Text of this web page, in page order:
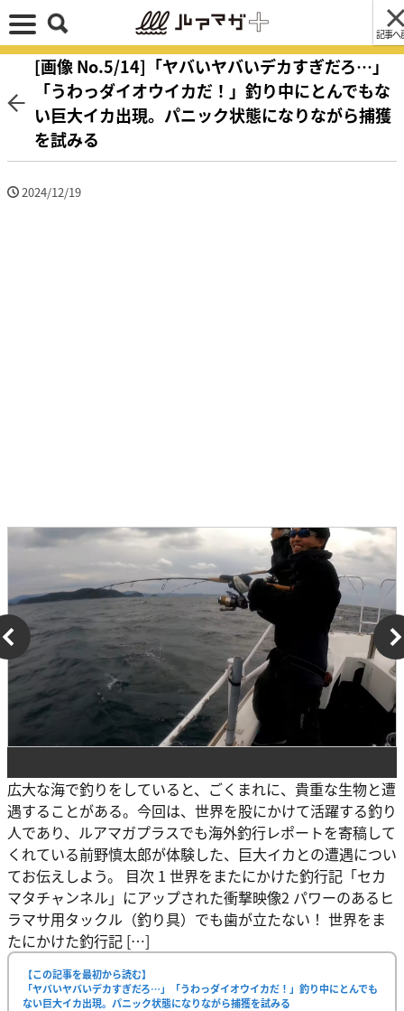
記事へ
[画像 No.5/14]「ヤバいヤバいデカすぎだろ…」
「うわっダイオウイカだ！」釣り中にとんでもな
い巨大イカ出現。パニック状態になりながら捕獲
を試みる
2024/12/19
広大な海で釣りをしていると、ごくまれに、貴重な生物と遭
遇することがある。今回は、世界を股にかけて活躍する釣り
人であり、ルアマガプラスでも海外釣行レポートを寄稿して
くれている前野慎太郎が体験した、巨大イカとの遭遇につい
てお伝えしよう。 目次 1 世界をまたにかけた釣行記「セカ
マタチャンネル」にアップされた衝撃映像2 パワーのあるヒ
ラマサ用タックル（釣り具）でも歯が立たない！ 世界をま
たにかけた釣行記 […]
【この記事を最初から読む】
「ヤバいヤバいデカすぎだろ…」「うわっダイオウイカだ！」釣り中にとんでも
ない巨大イカ出現。パニック状態になりながら捕獲を試みる